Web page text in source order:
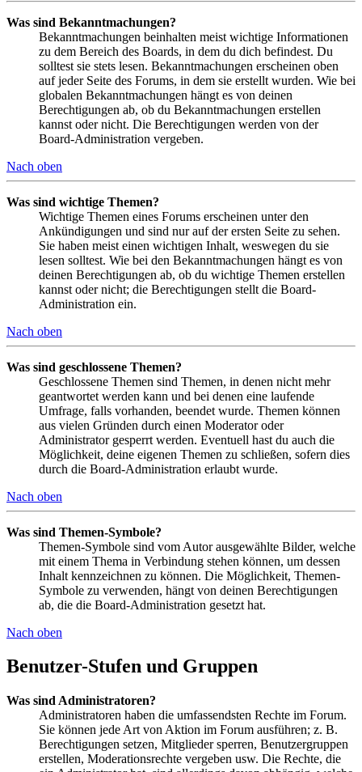
Was sind Bekanntmachungen?
Bekanntmachungen beinhalten meist wichtige Informationen
zu dem Bereich des Boards, in dem du dich befindest. Du
solltest sie stets lesen. Bekanntmachungen erscheinen oben
auf jeder Seite des Forums, in dem sie erstellt wurden. Wie bei
globalen Bekanntmachungen hängt es von deinen
Berechtigungen ab, ob du Bekanntmachungen erstellen
kannst oder nicht. Die Berechtigungen werden von der
Board-Administration vergeben.
Nach oben
Was sind wichtige Themen?
Wichtige Themen eines Forums erscheinen unter den
Ankündigungen und sind nur auf der ersten Seite zu sehen.
Sie haben meist einen wichtigen Inhalt, weswegen du sie
lesen solltest. Wie bei den Bekanntmachungen hängt es von
deinen Berechtigungen ab, ob du wichtige Themen erstellen
kannst oder nicht; die Berechtigungen stellt die Board-
Administration ein.
Nach oben
Was sind geschlossene Themen?
Geschlossene Themen sind Themen, in denen nicht mehr
geantwortet werden kann und bei denen eine laufende
Umfrage, falls vorhanden, beendet wurde. Themen können
aus vielen Gründen durch einen Moderator oder
Administrator gesperrt werden. Eventuell hast du auch die
Möglichkeit, deine eigenen Themen zu schließen, sofern dies
durch die Board-Administration erlaubt wurde.
Nach oben
Was sind Themen-Symbole?
Themen-Symbole sind vom Autor ausgewählte Bilder, welche
mit einem Thema in Verbindung stehen können, um dessen
Inhalt kennzeichnen zu können. Die Möglichkeit, Themen-
Symbole zu verwenden, hängt von deinen Berechtigungen
ab, die die Board-Administration gesetzt hat.
Nach oben
Benutzer-Stufen und Gruppen
Was sind Administratoren?
Administratoren haben die umfassendsten Rechte im Forum.
Sie können jede Art von Aktion im Forum ausführen; z. B.
Berechtigungen setzen, Mitglieder sperren, Benutzergruppen
erstellen, Moderationsrechte vergeben usw. Die Rechte, die